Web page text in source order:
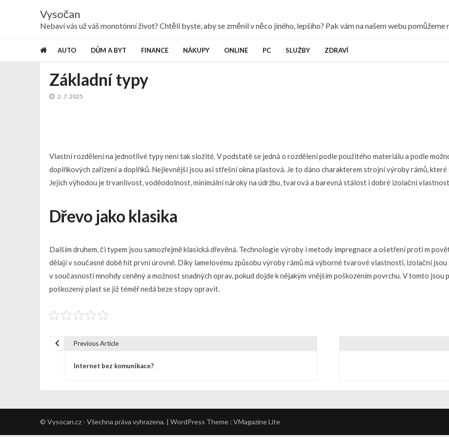
Vysočan
Nebaví vás už váš monotónní život? Chtěli byste, aby se změnil v něco jiného, lepšího? Pak vám na našem webu
AUTO DŮM A BYT FINANCE NÁKUPY ONLINE PC SLUŽBY ZDRAVÍ
Základní typy
2. 7. 2025
Vlastní rozdělení na jednotlivé typy není tak složité. V podstatě se jedná o rozdělení podle použitého materiálu a podle
doplňkových zařízení a doplňků. Nejlevnější jsou asi střešní okna plastová. Je to dáno charakterem strojní výroby rámů, které
Jejich výhodou je trvanlivost, voděodolnost, minimální nároky na údržbu, tvarová a barevná stálost i dobré izolační
Dřevo jako klasika
Dalším druhem, či typem jsou samozřejmě klasická dřevěná. Technologie výroby i metody impregnace a ošetření proti m
dělají v současné době hit první úrovně. Díky lamelovému způsobu výroby rámů má výborné tvarové vlastnosti, izolační
v současnosti mnohdy ceněný a možnost snadných oprav, pokud dojde k nějakým vnějším poškozením povrchu. V tomto
poškozený plast se již téměř nedá beze stopy opravit.
v
i
Previous Article
Internet bez komunikace?
© Vysocan.cz - Všechna práva vyhrazena. | WordPress Theme : VMagazine Lite